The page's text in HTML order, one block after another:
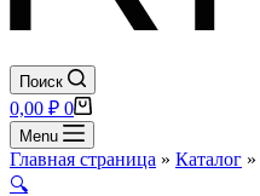
Поиск
Корзина
0,00 ₽ 0
Menu
Главная страница » Каталог »
🔍